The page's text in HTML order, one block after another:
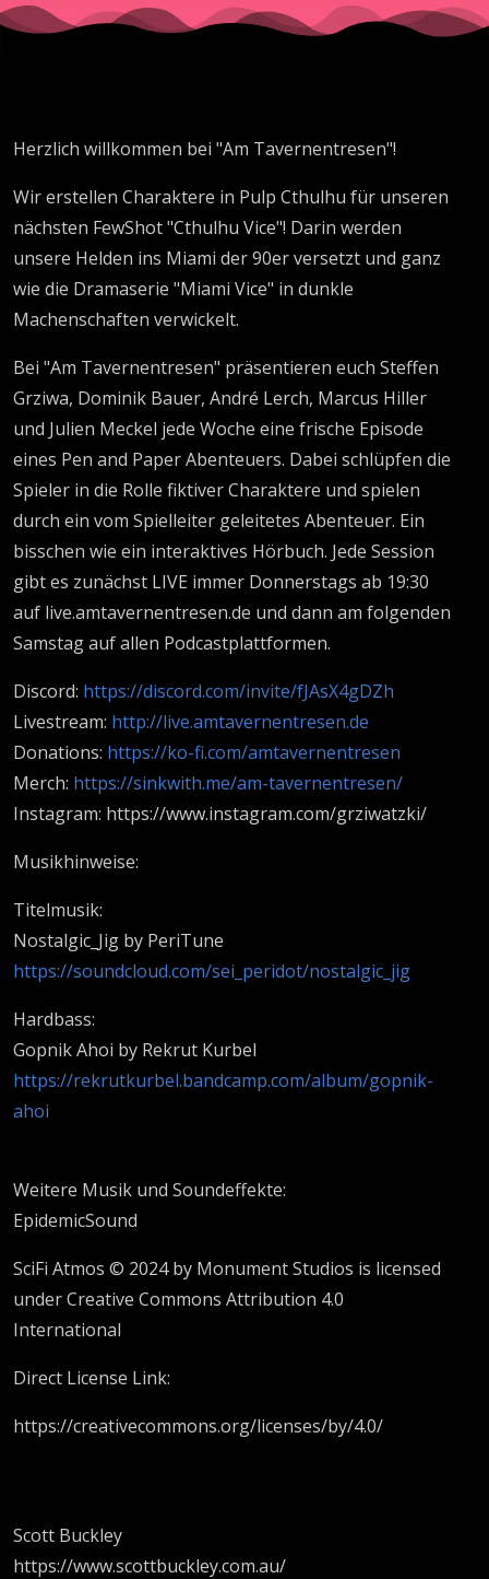
Herzlich willkommen bei "Am Tavernentresen"!
Wir erstellen Charaktere in Pulp Cthulhu für unseren
nächsten FewShot "Cthulhu Vice"! Darin werden
unsere Helden ins Miami der 90er versetzt und ganz
wie die Dramaserie "Miami Vice" in dunkle
Machenschaften verwickelt.
Bei "Am Tavernentresen" präsentieren euch Steffen
Grziwa, Dominik Bauer, André Lerch, Marcus Hiller
und Julien Meckel jede Woche eine frische Episode
eines Pen and Paper Abenteuers. Dabei schlüpfen die
Spieler in die Rolle fiktiver Charaktere und spielen
durch ein vom Spielleiter geleitetes Abenteuer. Ein
bisschen wie ein interaktives Hörbuch. Jede Session
gibt es zunächst LIVE immer Donnerstags ab 19:30
auf live.amtavernentresen.de und dann am folgenden
Samstag auf allen Podcastplattformen.
Discord: https://discord.com/invite/fJAsX4gDZh
Livestream: http://live.amtavernentresen.de
Donations: https://ko-fi.com/amtavernentresen
Merch: https://sinkwith.me/am-tavernentresen/
Instagram: https://www.instagram.com/grziwatzki/
Musikhinweise:
Titelmusik:
Nostalgic_Jig by PeriTune
https://soundcloud.com/sei_peridot/nostalgic_jig
Hardbass:
Gopnik Ahoi by Rekrut Kurbel
https://rekrutkurbel.bandcamp.com/album/gopnik-
ahoi
Weitere Musik und Soundeffekte:
EpidemicSound
SciFi Atmos © 2024 by Monument Studios is licensed
under Creative Commons Attribution 4.0
International
Direct License Link:
https://creativecommons.org/licenses/by/4.0/
Scott Buckley
https://www.scottbuckley.com.au/